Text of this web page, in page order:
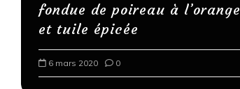
fondue de poireau à l’orange
et tuile épicée
6 mars 2020 0